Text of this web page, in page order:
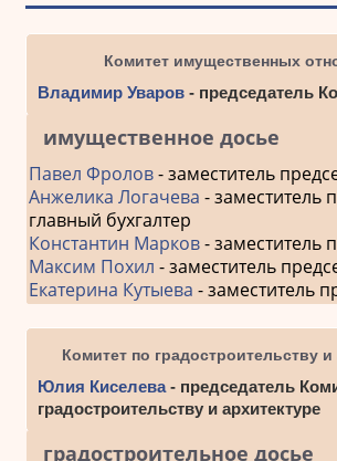
Комитет имущественных
Владимир Уваров- председатель
имущественное досье
Павел Фролов- заместитель
Анжелика Логачева - заместитель
главный бухгалтер
Константин Марков- заместитель
Максим Похил - заместитель
Екатерина Кутыева - заместитель
Комитет по градостроительству и
Юлия Киселева- председатель
градостроительству и архитектуре
градостроительное досье